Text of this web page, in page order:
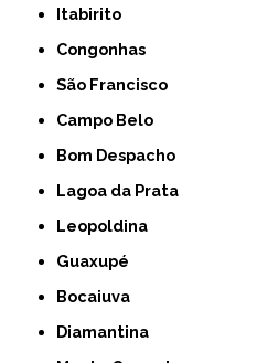
Itabirito
Congonhas
São Francisco
Campo Belo
Bom Despacho
Lagoa da Prata
Leopoldina
Guaxupé
Bocaiuva
Diamantina